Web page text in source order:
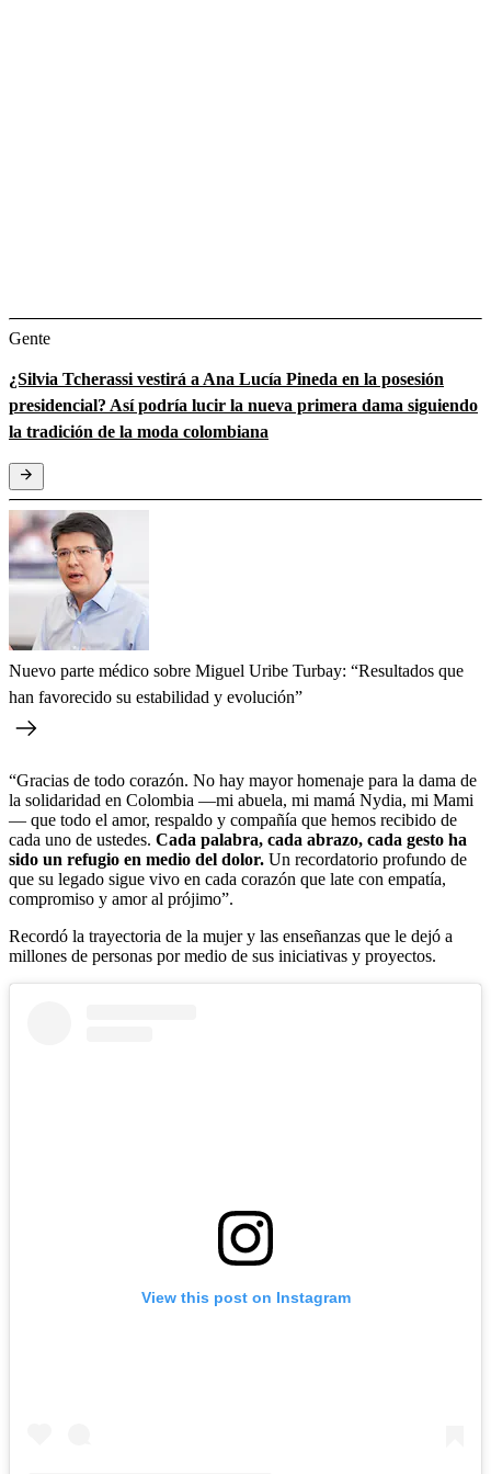
Gente
¿Silvia Tcherassi vestirá a Ana Lucía Pineda en la posesión
presidencial? Así podría lucir la nueva primera dama siguiendo
la tradición de la moda colombiana
Nuevo parte médico sobre Miguel Uribe Turbay: “Resultados que
han favorecido su estabilidad y evolución”
“Gracias de todo corazón. No hay mayor homenaje para la dama de
la solidaridad en Colombia —mi abuela, mi mamá Nydia, mi Mami
— que todo el amor, respaldo y compañía que hemos recibido de
cada uno de ustedes. Cada palabra, cada abrazo, cada gesto ha
sido un refugio en medio del dolor. Un recordatorio profundo de
que su legado sigue vivo en cada corazón que late con empatía,
compromiso y amor al prójimo”.
Recordó la trayectoria de la mujer y las enseñanzas que le dejó a
millones de personas por medio de sus iniciativas y proyectos.
View this post on Instagram